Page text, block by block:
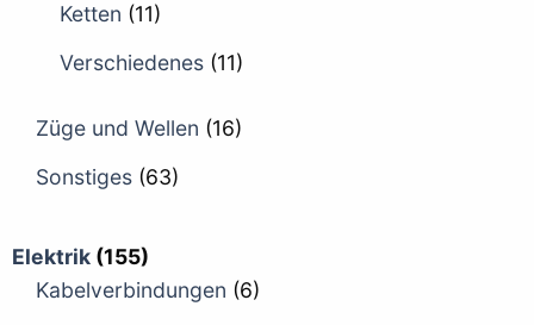
Ketten (11)
Verschiedenes (11)
Züge und Wellen (16)
Sonstiges (63)
Elektrik (155)
Kabelverbindungen (6)